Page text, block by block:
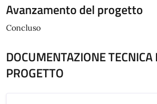
Avanzamento del progetto
Concluso
DOCUMENTAZIONE TECNICA
PROGETTO